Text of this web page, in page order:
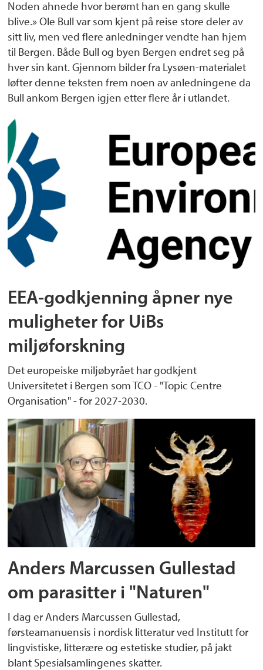
Noden ahnede hvor berømt han en gang skulle
blive.» Ole Bull var som kjent på reise store deler av
sitt liv, men ved flere anledninger vendte han hjem
til Bergen. Både Bull og byen Bergen endret seg på
hver sin kant. Gjennom bilder fra Lysøen-materialet
løfter denne teksten frem noen av anledningene da
Bull ankom Bergen igjen etter flere år i utlandet.
EEA-godkjenning åpner nye
muligheter for UiBs
miljøforskning
Det europeiske miljøbyrået har godkjent
Universitetet i Bergen som TCO - "Topic Centre
Organisation" - for 2027-2030.
Anders Marcussen Gullestad
om parasitter i "Naturen"
I dag er Anders Marcussen Gullestad,
førsteamanuensis i nordisk litteratur ved Institutt for
lingvistiske, litterære og estetiske studier, på jakt
blant Spesialsamlingenes skatter.